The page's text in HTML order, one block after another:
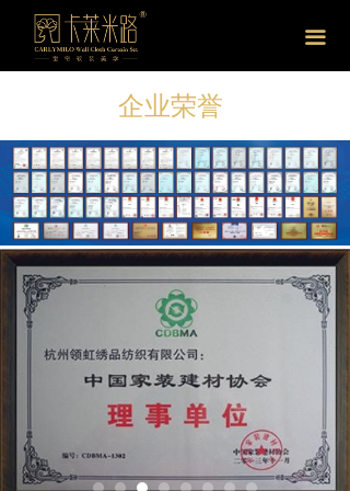
끀
首页
关于我们
合作中心
新闻中心
联系我们
品牌介绍
企业荣誉
企业荣誉